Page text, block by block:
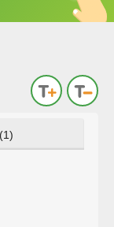
中
英